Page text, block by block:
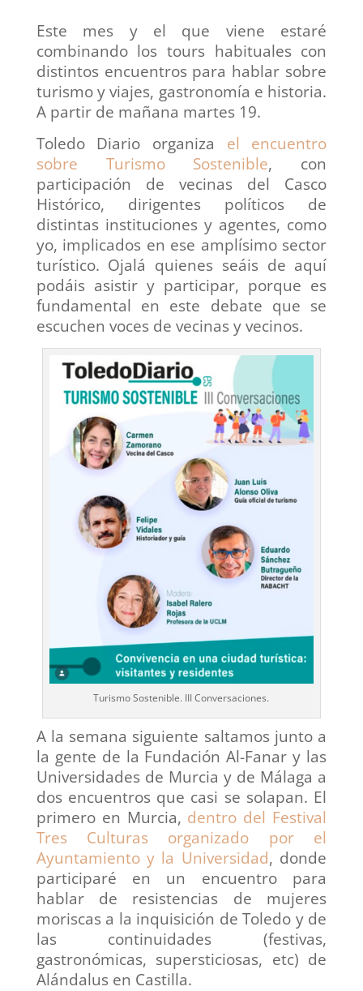
Este mes y el que viene estaré
combinando los tours habituales con
distintos encuentros para hablar sobre
turismo y viajes, gastronomía e historia.
A partir de mañana martes 19.
Toledo Diario organiza el encuentro
sobre Turismo Sostenible, con
participación de vecinas del Casco
Histórico, dirigentes políticos de
distintas instituciones y agentes, como
yo, implicados en ese amplísimo sector
turístico. Ojalá quienes seáis de aquí
podáis asistir y participar, porque es
fundamental en este debate que se
escuchen voces de vecinas y vecinos.
Turismo Sostenible. III Conversaciones.
A la semana siguiente saltamos junto a
la gente de la Fundación Al-Fanar y las
Universidades de Murcia y de Málaga a
dos encuentros que casi se solapan. El
primero en Murcia, dentro del Festival
Tres Culturas organizado por el
Ayuntamiento y la Universidad, donde
participaré en un encuentro para
hablar de resistencias de mujeres
moriscas a la inquisición de Toledo y de
las continuidades (festivas,
gastronómicas, supersticiosas, etc) de
Alándalus en Castilla.